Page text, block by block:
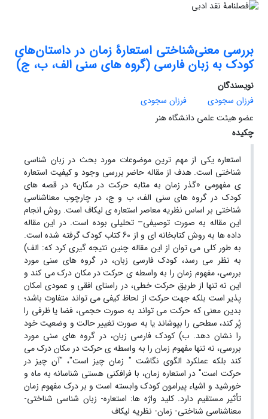
بررسی معنی‌شناختی استعارۀ زمان در داستان‌های
کودک به زبان فارسی (گروه های سنی الف، ب، ج)
نویسندگان
فرزان سجودی
فرزان سجودی
عضو هیئت علمی دانشگاه هنر
چکیده
استعاره یکی از مهم ترین موضوعات مورد بحث در زبان شناسی
شناختی است. هدف از مقاله حاضر بررسی وجود و کیفیت استعاره
ی مفهومی «گذر زمان به مثابه حرکت در مکان» در قصه های
کودک در گروه های سنی الف، ب و ج، در چارچوب معناشناسی
شناختی بر اساس نظریه معاصر استعاره ی لیکاف است. روش انجام
این مقاله به صورت توصیفی– تحلیلی بوده است. در این مقاله
داده ها به روش کتابخانه ای و از 60 کتاب کودک گرفته شده است.
به طور کلی می توان از این مقاله چنین نتیجه گیری کرد که: الف)
به نظر می رسد، کودک فارسی زبان، در گروه های سنی مورد
بررسی، مفهوم زمان را به واسطه ی حرکت در مکان درک می کند و
این نه تنها از طریق حرکت خطی، در راستای افقی و عمودی امکان
پذیر است بلکه جهت حرکت از لحاظ کیفی می تواند متفاوت باشد؛
بدین معنی که حرکت می تواند به صورت حجمی، فضا یا ظرفی را
پُر کند، سطحی را بپوشاند یا به صورت تغییر حالت و وضعیت خود
را نشان دهد. ب) کودک فارسی زبان، در گروه های سنی مورد
بررسی، نه تنها مفهوم زمان را به واسطه ی حرکت در مکان درک می
کند بلکه عملکرد الگوی نگاشت " زمان چیز است"، "آن چیز در
حرکت است" در استعاره زمان، با فرافکنی هستی شناسانه به ماه و
خورشید و اشیاء پیرامون کودک وابسته است و بر درک مفهوم زمان
تأثیر مستقیم دارد. کلید واژه ها: استعاره- زبان شناسی شناختی-
معناشناسی شناختی- زمان- نظریه لیکاف